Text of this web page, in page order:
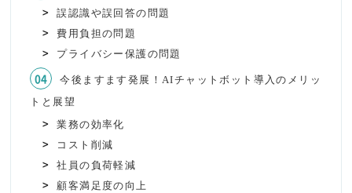
誤認識や誤回答の問題
費用負担の問題
プライバシー保護の問題
今後ますます発展！AIチャットボット導入のメリッ
トと展望
業務の効率化
コスト削減
社員の負荷軽減
顧客満足度の向上